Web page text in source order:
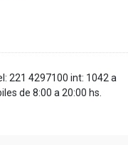
221 4297100 int: 1042 a
de 8:00 a 20:00 hs.